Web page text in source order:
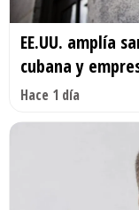
EE.UU. amplía
cubana y
Hace 1 día